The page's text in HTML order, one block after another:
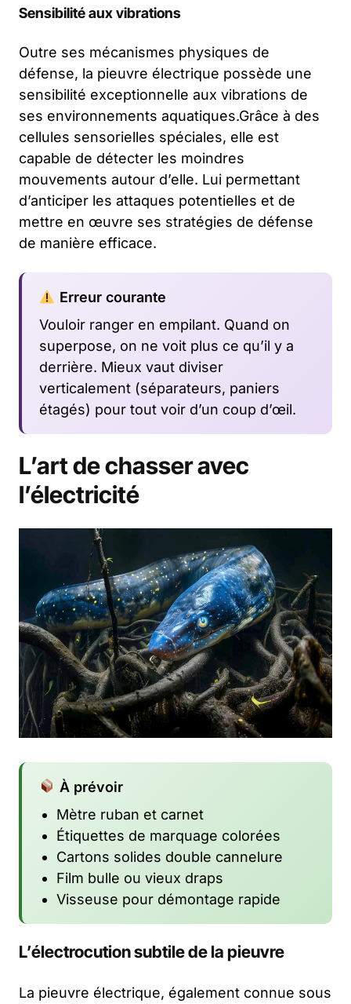
Sensibilité aux vibrations
Outre ses mécanismes physiques de
défense, la pieuvre électrique possède une
sensibilité exceptionnelle aux vibrations de
ses environnements aquatiques.Grâce à des
cellules sensorielles spéciales, elle est
capable de détecter les moindres
mouvements autour d’elle. Lui permettant
d’anticiper les attaques potentielles et de
mettre en œuvre ses stratégies de défense
de manière efficace.
Erreur courante
Vouloir ranger en empilant. Quand on
superpose, on ne voit plus ce qu’il y a
derrière. Mieux vaut diviser
verticalement (séparateurs, paniers
étagés) pour tout voir d’un coup d’œil.
L’art de chasser avec
l’électricité
À prévoir
Mètre ruban et carnet
Étiquettes de marquage colorées
Cartons solides double cannelure
Film bulle ou vieux draps
Visseuse pour démontage rapide
L’électrocution subtile de la pieuvre
La pieuvre électrique, également connue sous